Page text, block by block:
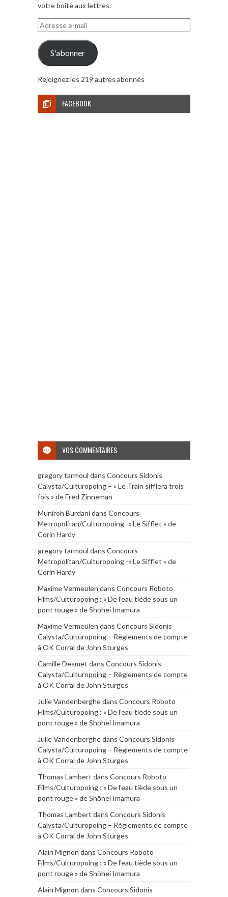
votre boite aux lettres.
Adresse
e-
mail
S'abonner
Rejoignez les 219 autres abonnés
FACEBOOK
VOS COMMENTAIRES
gregory tarmoul dans Concours Sidonis
Calysta/Culturopoing – « Le Train sifflera trois
fois » de Fred Zinneman
Muniroh Burdanidans Concours
Metropolitan/Culturopoing -« Le Sifflet » de
Corin Hardy
gregory tarmoul dans Concours
Metropolitan/Culturopoing -« Le Sifflet » de
Corin Hardy
Maxime Vermeulen dans Concours Roboto
Films/Culturopoing : « De l’eau tiède sous un
pont rouge » de Shōhei Imamura
Maxime Vermeulen dans Concours Sidonis
Calysta/Culturopoing – Règlements de compte
à OK Corral de John Sturges
Camille Desmet dans Concours Sidonis
Calysta/Culturopoing – Règlements de compte
à OK Corral de John Sturges
Julie Vandenberghedans Concours Roboto
Films/Culturopoing : « De l’eau tiède sous un
pont rouge » de Shōhei Imamura
Julie Vandenberghedans Concours Sidonis
Calysta/Culturopoing – Règlements de compte
à OK Corral de John Sturges
Thomas Lambert dans Concours Roboto
Films/Culturopoing : « De l’eau tiède sous un
pont rouge » de Shōhei Imamura
Thomas Lambert dans Concours Sidonis
Calysta/Culturopoing – Règlements de compte
à OK Corral de John Sturges
Alain Mignon dans Concours Roboto
Films/Culturopoing : « De l’eau tiède sous un
pont rouge » de Shōhei Imamura
Alain Mignon dans Concours Sidonis